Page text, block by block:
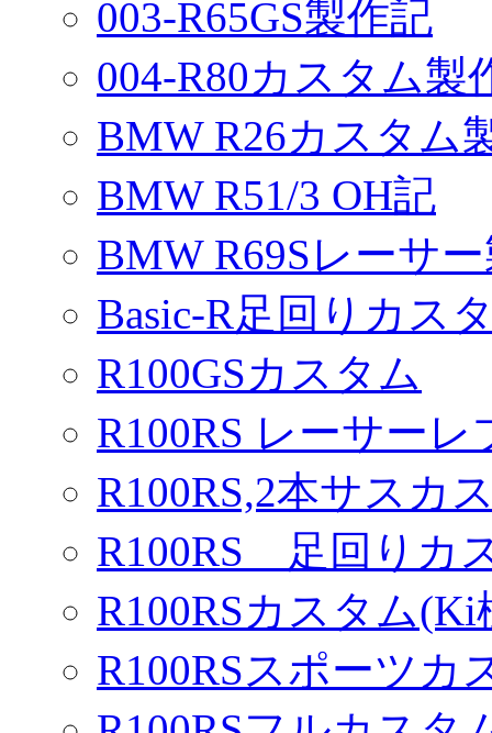
003-R65GS製作記
004-R80カスタム製
BMW R26カスタム
BMW R51/3 OH記
BMW R69Sレーサ
Basic-R足回りカス
R100GSカスタム
R100RS レーサー
R100RS,2本サスカ
R100RS 足回りカ
R100RSカスタム(Ki
R100RSスポーツカ